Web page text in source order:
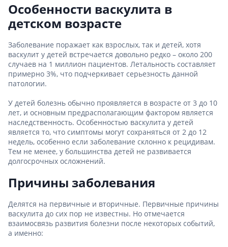
Особенности васкулита в
детском возрасте
Заболевание поражает как взрослых, так и детей, хотя
васкулит у детей встречается довольно редко – около 200
случаев на 1 миллион пациентов. Летальность составляет
примерно 3%, что подчеркивает серьезность данной
патологии.
У детей болезнь обычно проявляется в возрасте от 3 до 10
лет, и основным предрасполагающим фактором является
наследственность. Особенностью васкулита у детей
является то, что симптомы могут сохраняться от 2 до 12
недель, особенно если заболевание склонно к рецидивам.
Тем не менее, у большинства детей не развивается
долгосрочных осложнений.
Причины заболевания
Делятся на первичные и вторичные. Первичные причины
васкулита до сих пор не известны. Но отмечается
взаимосвязь развития болезни после некоторых событий,
а именно: